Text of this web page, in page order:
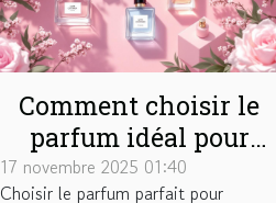
Comment choisir le
parfum idéal pour
chaque occasion ?
17 novembre 2025 01:40
Choisir le parfum parfait pour